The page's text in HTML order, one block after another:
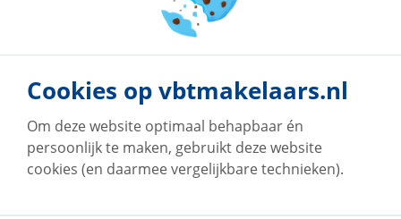
helmond@vbtmakelaars.nl
Naar vestiging
Cookies op vbtmakelaars.nl
Om deze website optimaal behapbaar én
persoonlijk te maken, gebruikt deze website
cookies (en daarmee vergelijkbare technieken).